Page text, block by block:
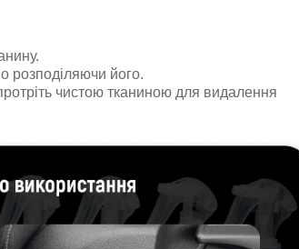
розподіляючи його.
чистою тканиною для видалення